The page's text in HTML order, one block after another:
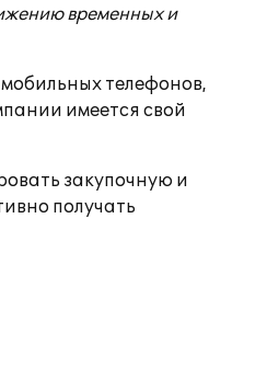
временных и
телефонов,
имеется свой
закупочную и
получать